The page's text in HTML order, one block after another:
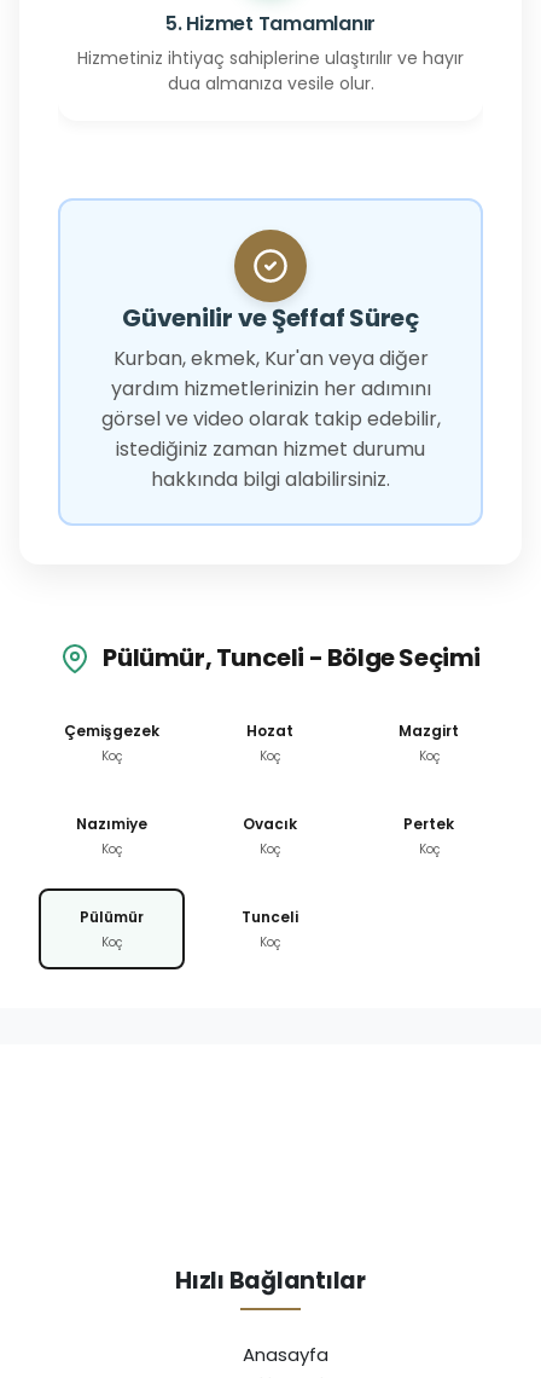
5. Hizmet Tamamlanır
Hizmetiniz ihtiyaç sahiplerine ulaştırılır ve hayır
dua almanıza vesile olur.
Güvenilir ve Şeffaf Süreç
Kurban, ekmek, Kur'an veya diğer
yardım hizmetlerinizin her adımını
görsel ve video olarak takip edebilir,
istediğiniz zaman hizmet durumu
hakkında bilgi alabilirsiniz.
Pülümür, Tunceli - Bölge Seçimi
Çemişgezek
Koç
Hozat
Koç
Mazgirt
Koç
Nazımiye
Koç
Ovacık
Koç
Pertek
Koç
Pülümür
Koç
Tunceli
Koç
Hızlı Bağlantılar
Anasayfa